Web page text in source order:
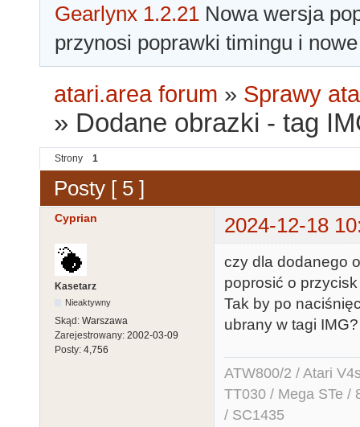
Gearlynx 1.2.21 Nowa wersja
przynosi poprawki timingu i
atari.area forum » Sprawy
» Dodane obrazki - tag
Strony 1
Posty [ 5 ]
Cyprian 2024-12-18
Kasetarz
Nieaktywny
Skąd: Warszawa
Zarejestrowany: 2002-03-09
Posty: 4,756
czy dla dodanego
poprosić o
Tak by po
ubrany w tagi IMG?
ATW800/2 / Atari
TT030 / Mega STe /
/ SC1435